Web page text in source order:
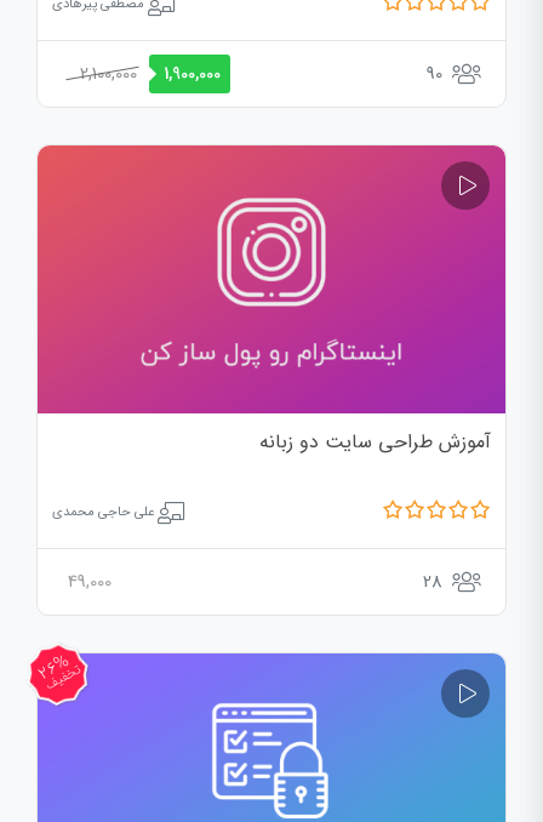
90
2,100,000 1,900,000
آموزش طراحی سایت دو زبانه
علی حاجی محمدی
28
49,000
26%
تخفیف